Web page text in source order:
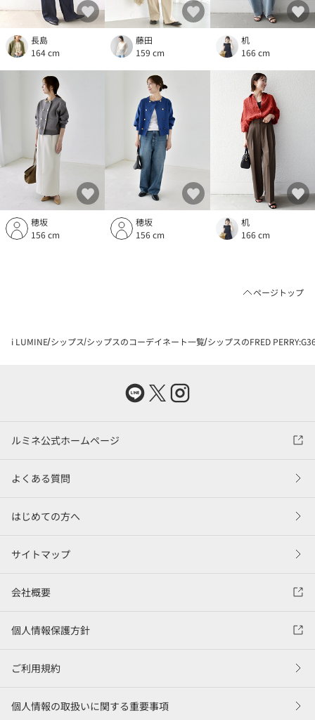
長島
164 cm
藤田
159 cm
机
166 cm
穂坂
156 cm
穂坂
156 cm
机
166 cm
ページトップ
i LUMINE シップス シップスのコーデイネート一覧 シップスのFRED
ルミネ公式ホームページ
よくある質問
はじめての方へ
サイトマップ
会社概要
個人情報保護方針
ご利用規約
個人情報の取扱いに関する重要事項